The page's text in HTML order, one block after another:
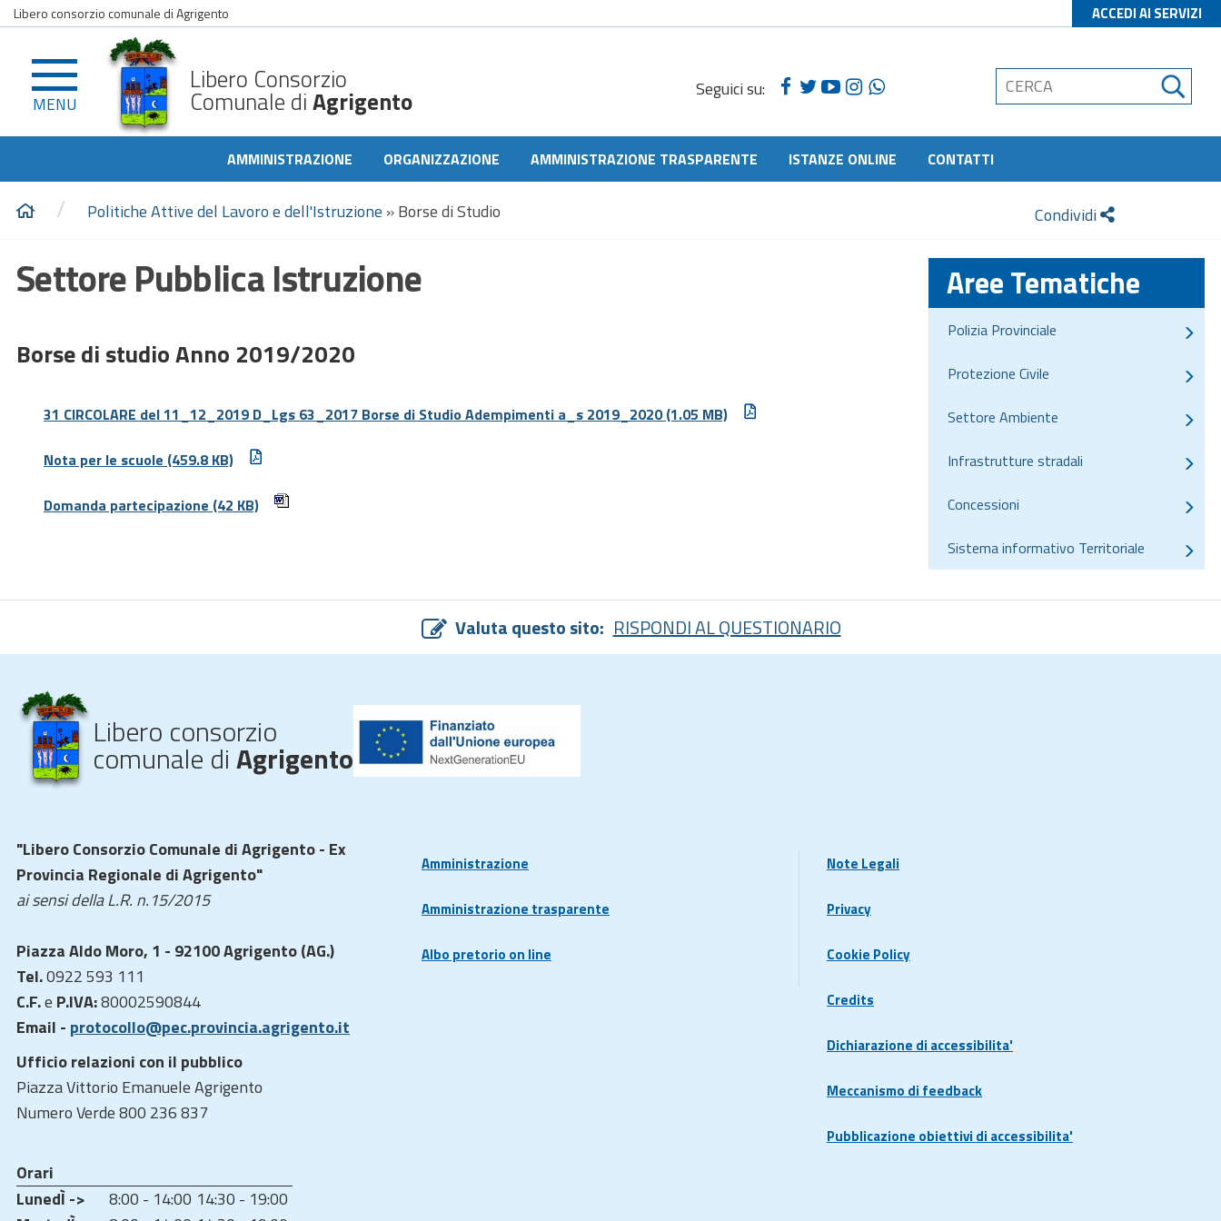
Libero consorzio comunale di Agrigento ACCEDI AI SERVIZI
MENU
Libero Consorzio
Comunale diAgrigento Seguici su:
AMMINISTRAZIONE ORGANIZZAZIONE AMMINISTRAZIONE TRASPARENTE ISTANZE ONLINE CONTATTI
/ Politiche Attive del Lavoro e dell'Istruzione »Borse di Studio Condividi
Settore Pubblica Istruzione
Borse di studio Anno 2019/2020
31 CIRCOLARE del 11_12_2019 D_Lgs 63_2017 Borse di Studio Adempimenti a_s 2019_2020(1.05 MB)
Nota per le scuole (459.8 KB)
Domanda partecipazione (42 KB)
Aree Tematiche
Polizia Provinciale
Protezione Civile
Settore Ambiente
Infrastrutture stradali
Concessioni
Sistema informativo Territoriale
Valuta questo sito: RISPONDI AL QUESTIONARIO
Libero consorzio
comunale diAgrigento
"Libero Consorzio Comunale di Agrigento - Ex
Provincia Regionale di Agrigento"
ai sensi della L.R. n.15/2015
Piazza Aldo Moro, 1 - 92100 Agrigento (AG.)
Tel.0922 593 111
C.F.e P.IVA:80002590844
Email - protocollo@pec.provincia.agrigento.it
Ufficio relazioni con il pubblico
Piazza Vittorio Emanuele Agrigento
Numero Verde 800 236 837
Orari
LunedÌ ->
8:00 - 14:00 14:30 - 19:00
Amministrazione
Amministrazione trasparente
Albo pretorio on line
Note Legali
Privacy
Cookie Policy
Credits
Dichiarazione di accessibilita'
Meccanismo di feedback
Pubblicazione obiettivi di accessibilita'